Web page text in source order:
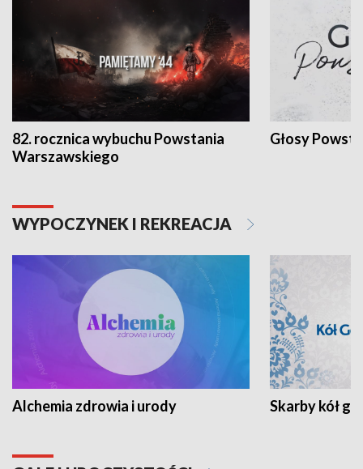
82. rocznica wybuchu Powstania
Warszawskiego
Głosy
WYPOCZYNEK I REKREACJA
Alchemia zdrowia i urody Skarby kół